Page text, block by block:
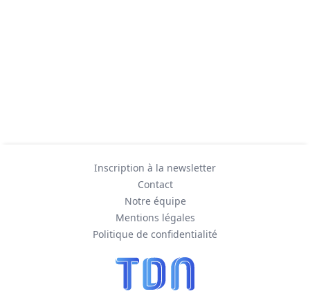
Inscription à la newsletter
Contact
Notre équipe
Mentions légales
Politique de confidentialité